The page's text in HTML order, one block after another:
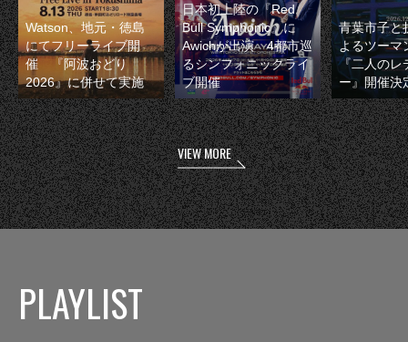
Watson、地元・徳島
にてフリーライブ開
催 『阿波おどり
2026』に併せて実施
日本初上陸の『Red
Bull Symphonic』に
Awichが出演 4都市巡
るシンフォニックライ
ブ開催
青葉市子と
よるツーマ
『二人のレ
ー』開催決
VIEW MORE
PLAYLIST